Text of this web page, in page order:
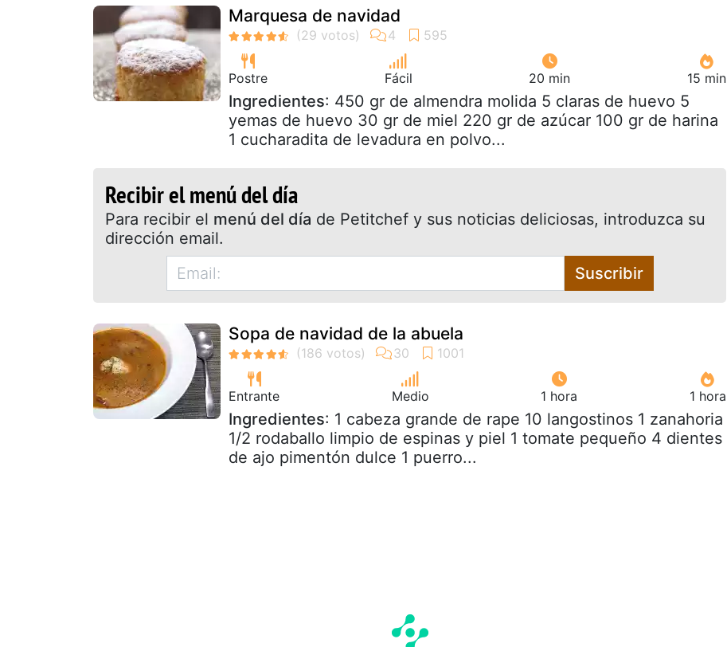
Marquesa de navidad
Postre Fácil 20 min 15 min
Ingredientes: 450 gr de almendra molida 5 claras de huevo 5
yemas de huevo 30 gr de miel 220 gr de azúcar 100 gr de harina
1 cucharadita de levadura en polvo...
Recibir el menú del día
Para recibir el menú del día de Petitchef y sus noticias deliciosas, introduzca su
dirección email.
Suscribir
Sopa de navidad de la abuela
Entrante Medio 1 hora 1 hora
Ingredientes: 1 cabeza grande de rape 10 langostinos 1 zanahoria
1/2 rodaballo limpio de espinas y piel 1 tomate pequeño 4 dientes
de ajo pimentón dulce 1 puerro...